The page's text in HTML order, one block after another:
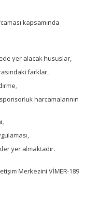
kapsamında
yer alacak hususlar,
farklar,
harcamalarının
yer almaktadır.
Merkezini VİMER-189